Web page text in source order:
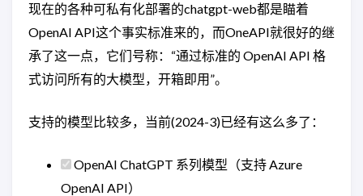
现在的各种可私有化部署的chatgpt-web都是瞄着
OpenAI API这个事实标准来的，而OneAPI就很好的继
承了这一点，它们号称：“通过标准的 OpenAI API 格
式访问所有的大模型，开箱即用”。
支持的模型比较多，当前(2024-3)已经有这么多了：
OpenAI ChatGPT 系列模型（支持 Azure
OpenAI API）